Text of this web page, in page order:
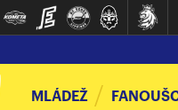
MLÁDEŽ